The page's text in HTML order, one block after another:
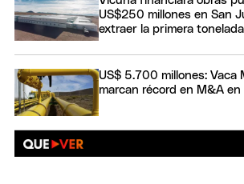
US$250 millones en San
extraer la primera
US$ 5.700 millones: Vaca
marcan récord en M&A